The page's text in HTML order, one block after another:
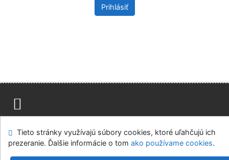
Prihlásiť
Modul OpenSearch
Napíšte nám Nastavenie cookies
Tieto stránky využívajú súbory cookies, ktoré uľahčujú ich
prezeranie. Ďalšie informácie o tom ako používame cookies.